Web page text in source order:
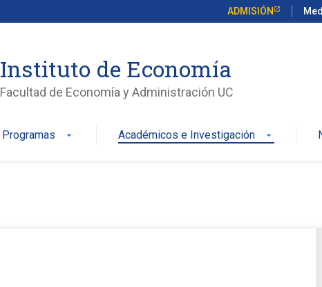
ADMISIÓN
Instituto de Economía
Facultad de Economía y Administración UC
Programas arrow_drop_down Académicos e Investigación arrow_drop_down